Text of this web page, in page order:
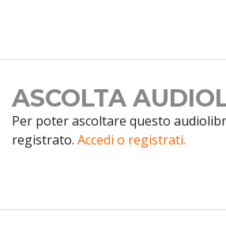
ASCOLTA
Per poter ascoltare questo
registrato. Accedi o registrati.